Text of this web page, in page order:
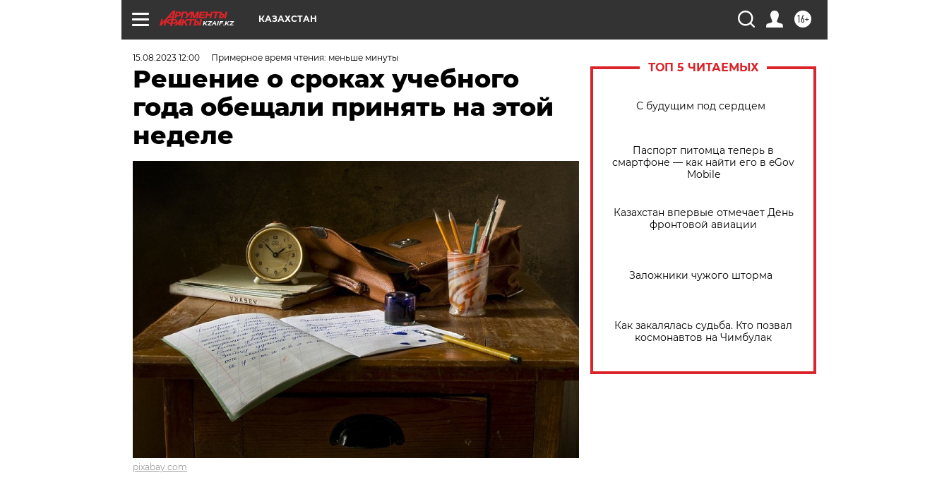
KZAIF.KZ 16+
КАЗАХСТАН
15.08.2023 12:00 Примерное время чтения: меньше минуты
Решение о сроках учебного
года обещали принять на этой
неделе
pixabay.com
ТОП 5 ЧИТАЕМЫХ
С будущим под сердцем
Паспорт питомца теперь в
смартфоне — как найти его в eGov
Mobile
Казахстан впервые отмечает День
фронтовой авиации
Заложники чужого шторма
Как закалялась судьба. Кто позвал
космонавтов на Чимбулак